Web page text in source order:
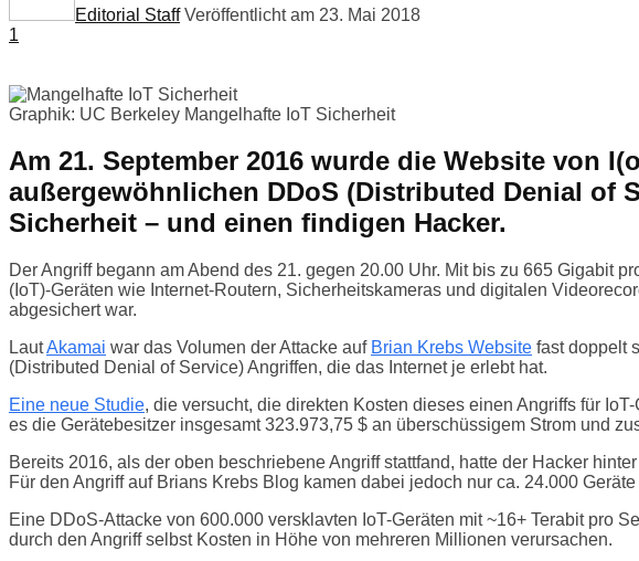
Editorial Staff Veröffentlicht am 23. Mai 2018
1
Graphik: UC Berkeley Mangelhafte IoT Sicherheit
Am 21. September 2016 wurde die Website von
außergewöhnlichen DDoS (Distributed Denial of
Sicherheit – und einen findigen Hacker.
Der Angriff begann am Abend des 21. gegen 20.00 Uhr. Mit bis zu 665 Gigabit
(IoT)-Geräten wie Internet-Routern, Sicherheitskameras und digitalen
abgesichert war.
LautAkamai war das Volumen der Attacke auf Brian Krebs Website fast doppelt
(Distributed Denial of Service) Angriffen, die das Internet je erlebt hat.
Eine neue Studie, die versucht, die direkten Kosten dieses einen Angriffs für
es die Gerätebesitzer insgesamt 323.973,75 $ an überschüssigem Strom und
Bereits 2016, als der oben beschriebene Angriff stattfand, hatte der Hacker
Für den Angriff auf Brians Krebs Blog kamen dabei jedoch nur ca. 24.000
Eine DDoS-Attacke von 600.000 versklavten IoT-Geräten mit ~16+ Terabit pro
durch den Angriff selbst Kosten in Höhe von mehreren Millionen verursachen.